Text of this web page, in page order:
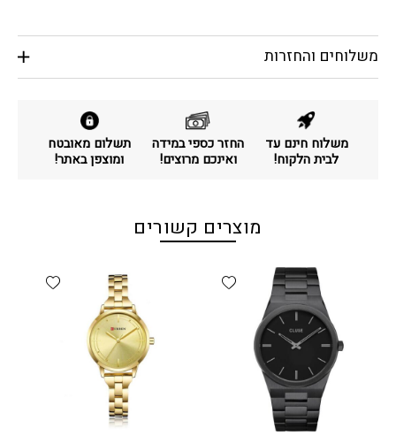
משלוחים והחזרות
משלוח חינם עד
לבית הלקוח!
החזר כספי במידה
ואינכם מרוצים!
תשלום מאובטח
ומוצפן באתר!
מוצרים קשורים
Add wishlist
wishlist